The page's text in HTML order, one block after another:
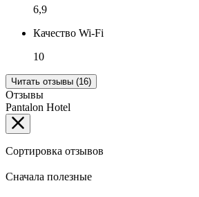
6,9
Качество Wi-Fi
10
Читать отзывы (16)
Отзывы
Pantalon Hotel
Сортировка отзывов
Сначала полезные